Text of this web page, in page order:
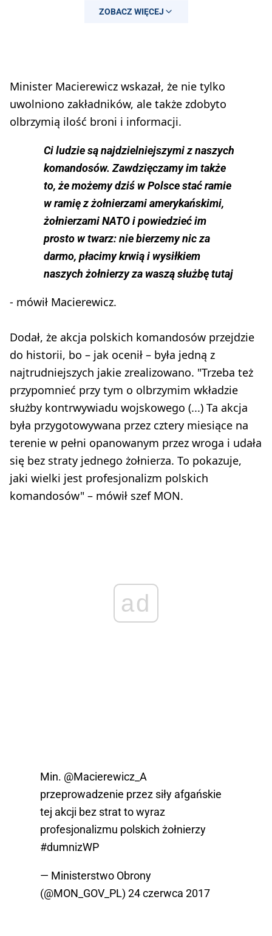
24 czerwca 2017
ZOBACZ WIĘCEJ
Minister Macierewicz wskazał, że nie tylko
uwolniono zakładników, ale także zdobyto
olbrzymią ilość broni i informacji.
Ci ludzie są najdzielniejszymi z naszych
komandosów. Zawdzięczamy im także
to, że możemy dziś w Polsce stać ramie
w ramię z żołnierzami amerykańskimi,
żołnierzami NATO i powiedzieć im
prosto w twarz: nie bierzemy nic za
darmo, płacimy krwią i wysiłkiem
naszych żołnierzy za waszą służbę tutaj
- mówił Macierewicz.
Dodał, że akcja polskich komandosów przejdzie
do historii, bo – jak ocenił – była jedną z
najtrudniejszych jakie zrealizowano. "Trzeba też
przypomnieć przy tym o olbrzymim wkładzie
służby kontrwywiadu wojskowego (...) Ta akcja
była przygotowywana przez cztery miesiące na
terenie w pełni opanowanym przez wroga i udała
się bez straty jednego żołnierza. To pokazuje,
jaki wielki jest profesjonalizm polskich
komandosów" – mówił szef MON.
ad
Min. @Macierewicz_A
przeprowadzenie przez siły afgańskie
tej akcji bez strat to wyraz
profesjonalizmu polskich żołnierzy
#dumnizWP
— Ministerstwo Obrony
(@MON_GOV_PL) 24 czerwca 2017